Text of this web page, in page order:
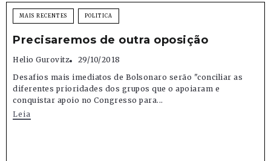
MAIS RECENTES POLITICA
Precisaremos de outra oposição
Helio Gurovitz
29/10/2018
Desafios mais imediatos de Bolsonaro serão "conciliar as
diferentes prioridades dos grupos que o apoiaram e
conquistar apoio no Congresso para...
Leia